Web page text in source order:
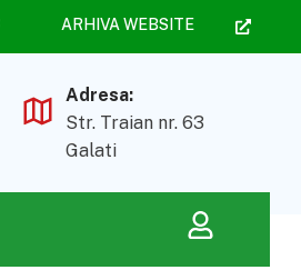
ARHIVA WEBSITE
Adresa:
Str. Traian nr. 63
Galati